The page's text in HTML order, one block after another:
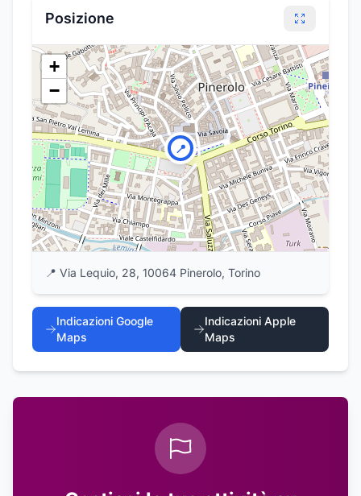
Posizione
📍
+
−
📍 Via Lequio, 28, 10064 Pinerolo, Torino
Indicazioni Google
Maps
Indicazioni Apple
Maps